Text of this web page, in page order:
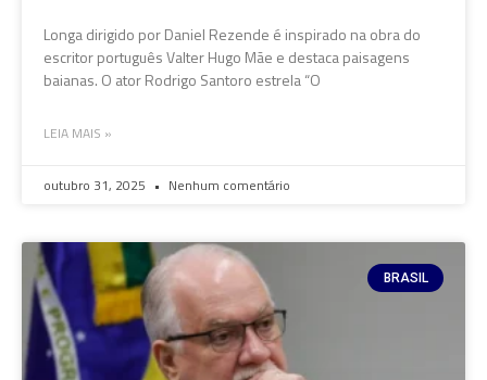
Longa dirigido por Daniel Rezende é inspirado na obra do
escritor português Valter Hugo Mãe e destaca paisagens
baianas. O ator Rodrigo Santoro estrela “O
LEIA MAIS »
outubro 31, 2025 Nenhum comentário
BRASIL